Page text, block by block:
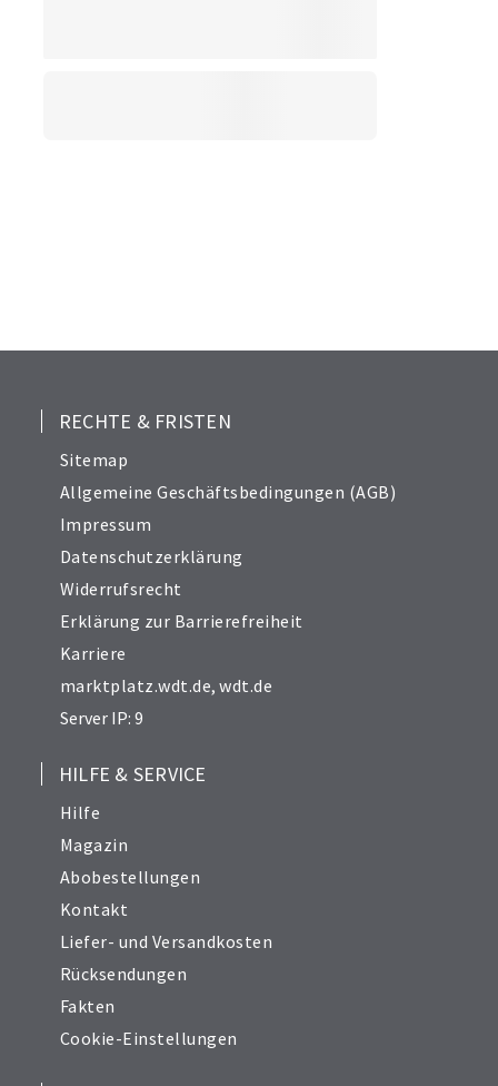
RECHTE & FRISTEN
Sitemap
Allgemeine Geschäftsbedingungen (AGB)
Impressum
Datenschutzerklärung
Widerrufsrecht
Erklärung zur Barrierefreiheit
Karriere
marktplatz.wdt.de,wdt.de
Server IP: 9
HILFE & SERVICE
Hilfe
Magazin
Abobestellungen
Kontakt
Liefer- und Versandkosten
Rücksendungen
Fakten
Cookie-Einstellungen